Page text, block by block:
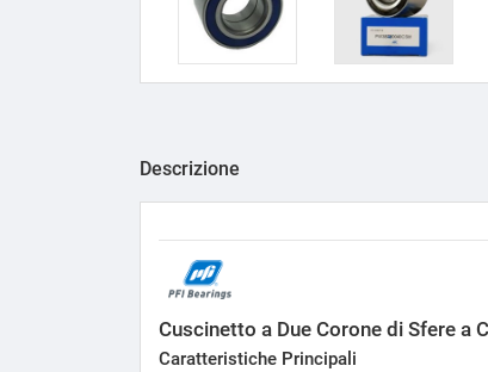
Descrizione
Cuscinetto a Due Corone di Sfere a
Caratteristiche Principali